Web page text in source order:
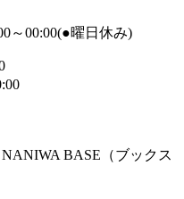
～00:00(●曜日休み)
BASE（ブックス